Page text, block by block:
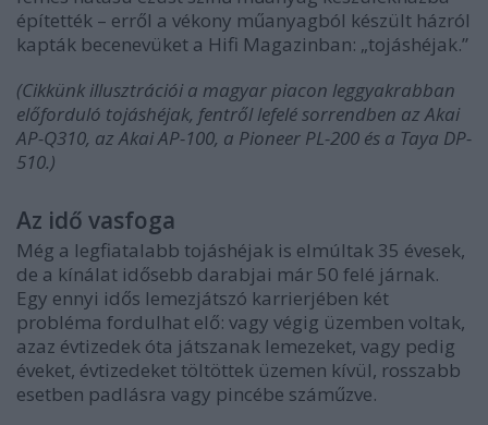
építették – erről a vékony műanyagból készült házról
kapták becenevüket a Hifi Magazinban: „tojáshéjak.”
(Cikkünk illusztrációi a magyar piacon leggyakrabban
előforduló tojáshéjak, fentről lefelé sorrendben az Akai
AP-Q310, az Akai AP-100, a Pioneer PL-200 és a Taya DP-
510.)
Az idő vasfoga
Még a legfiatalabb tojáshéjak is elmúltak 35 évesek,
de a kínálat idősebb darabjai már 50 felé járnak.
Egy ennyi idős lemezjátszó karrierjében két
probléma fordulhat elő: vagy végig üzemben voltak,
azaz évtizedek óta játszanak lemezeket, vagy pedig
éveket, évtizedeket töltöttek üzemen kívül, rosszabb
esetben padlásra vagy pincébe száműzve.